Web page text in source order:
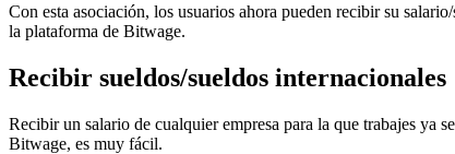
Con esta asociación, los usuarios ahora pueden recibir su
la plataforma de Bitwage.
Recibir sueldos/sueldos internacionales
Recibir un salario de cualquier empresa para la que trabajes
Bitwage, es muy fácil.